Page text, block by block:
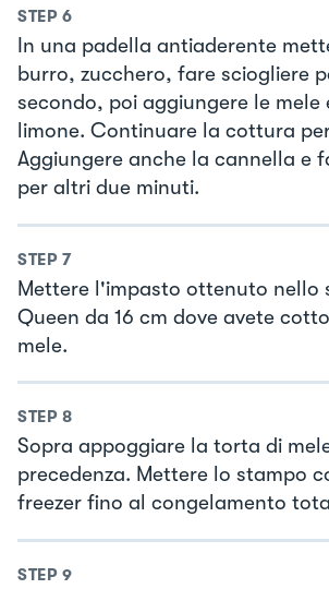
STEP 6
In una padella antiaderente
burro, zucchero, fare sciogliere
secondo, poi aggiungere le mele
limone. Continuare la cottura
Aggiungere anche la cannella e
per altri due minuti.
STEP 7
Mettere l'impasto ottenuto nello
Queen da 16 cm dove avete
mele.
STEP 8
Sopra appoggiare la torta di
precedenza. Mettere lo stampo
freezer fino al congelamento
STEP 9